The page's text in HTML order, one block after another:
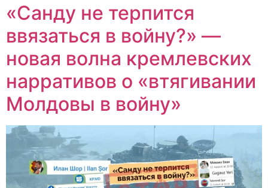
«Санду не терпится
ввязаться в войну?» —
новая волна кремлевских
нарративов о «втягивании
Молдовы в войну»